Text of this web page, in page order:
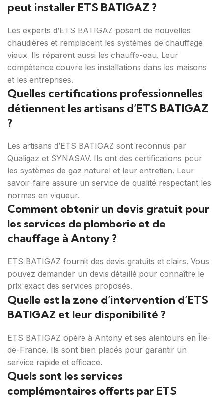
peut installer ETS BATIGAZ ?
Les experts d’ETS BATIGAZ posent de nouvelles
chaudières et remplacent les systèmes de chauffage
vieux. Ils réparent aussi les chauffe-eau. Leur
compétence couvre les installations dans les maisons
et les entreprises.
Quelles certifications professionnelles
détiennent les artisans d’ETS BATIGAZ
?
Les artisans d’ETS BATIGAZ sont reconnus par
Qualigaz et SYNASAV. Ils ont des certifications pour
les systèmes de gaz naturel et leur entretien. Leur
savoir-faire assure un service de qualité respectant les
normes en vigueur.
Comment obtenir un devis gratuit pour
les services de plomberie et de
chauffage à Antony ?
ETS BATIGAZ fournit des devis gratuits et clairs. Vous
pouvez demander un devis détaillé pour connaître le
prix exact des services proposés.
Quelle est la zone d’intervention d’ETS
BATIGAZ et leur disponibilité ?
ETS BATIGAZ opère à Antony et ses alentours en Île-
de-France. Ils sont bien placés pour garantir un
service rapide et efficace.
Quels sont les services
complémentaires offerts par ETS